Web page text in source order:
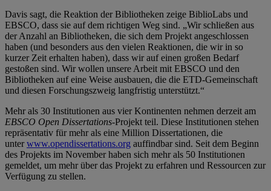
Davis sagt, die Reaktion der Bibliotheken zeige BiblioLabs und
EBSCO, dass sie auf dem richtigen Weg sind. „Wir schließen aus
der Anzahl an Bibliotheken, die sich dem Projekt angeschlossen
haben (und besonders aus den vielen Reaktionen, die wir in so
kurzer Zeit erhalten haben), dass wir auf einen großen Bedarf
gestoßen sind. Wir wollen unsere Arbeit mit EBSCO und den
Bibliotheken auf eine Weise ausbauen, die die ETD-Gemeinschaft
und diesen Forschungszweig langfristig unterstützt.“
Mehr als 30 Institutionen aus vier Kontinenten nehmen derzeit am
EBSCO Open Dissertations-Projekt teil. Diese Institutionen stehen
repräsentativ für mehr als eine Million Dissertationen, die
unterwww.opendissertations.org auffindbar sind. Seit dem Beginn
des Projekts im November haben sich mehr als 50 Institutionen
gemeldet, um mehr über das Projekt zu erfahren und Ressourcen zur
Verfügung zu stellen.